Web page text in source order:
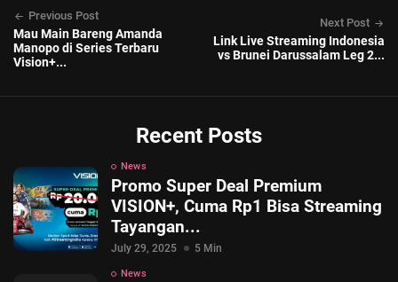
Previous Post
Mau Main Bareng Amanda
Manopo di Series Terbaru
Vision+...
Next Post
Link Live Streaming Indonesia
vs Brunei Darussalam Leg 2...
Recent Posts
News
Promo Super Deal Premium
VISION+, Cuma Rp1 Bisa Streaming
Tayangan...
July 29, 2025 5 Min
News